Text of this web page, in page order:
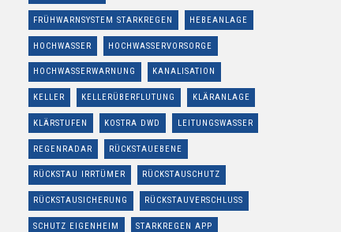
FRÜHWARNSYSTEM STARKREGEN HEBEANLAGE
HOCHWASSER HOCHWASSERVORSORGE
HOCHWASSERWARNUNG KANALISATION
KELLER KELLERÜBERFLUTUNG KLÄRANLAGE
KLÄRSTUFEN KOSTRA DWD LEITUNGSWASSER
REGENRADAR RÜCKSTAUEBENE
RÜCKSTAU IRRTÜMER RÜCKSTAUSCHUTZ
RÜCKSTAUSICHERUNG RÜCKSTAUVERSCHLUSS
SCHUTZ EIGENHEIM STARKREGEN APP